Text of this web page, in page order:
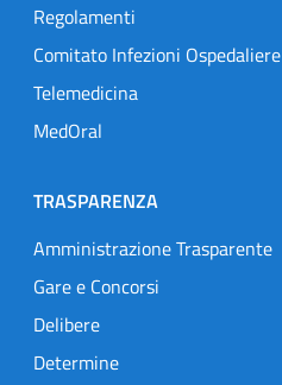
Regolamenti
Comitato Infezioni Ospedaliere
Telemedicina
MedOral
TRASPARENZA
Amministrazione Trasparente
Gare e Concorsi
Delibere
Determine